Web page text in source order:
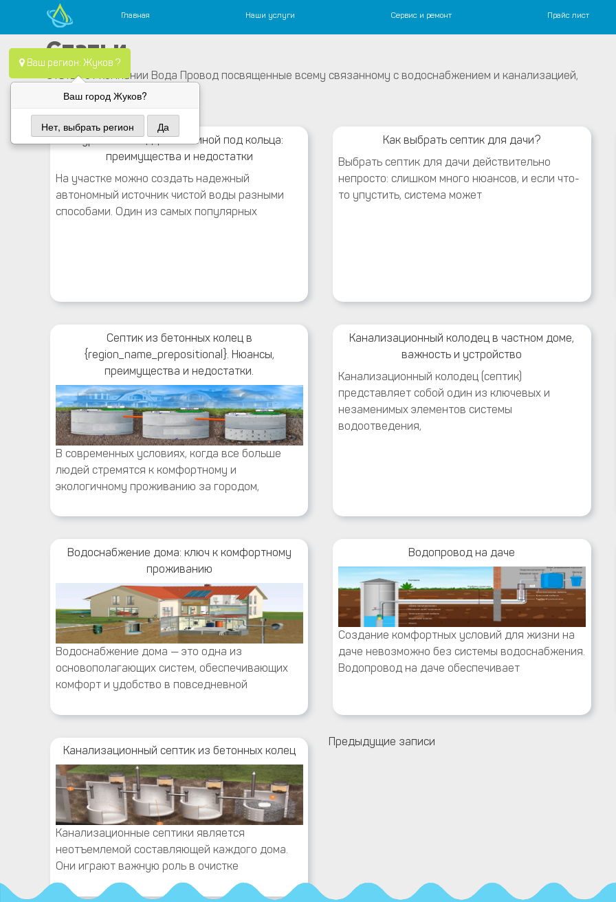
content
Водопровод — монтаж систем водоснабжения, отопления и канализация.
Компания Водопровод предлагает качественные услуги по монтажу систем водоснабжения, канализации и
Ваш регион: Жуков ?
Ваш город Жуков?
Нет, выбрать регион Да
Главная Наши услуги Сервис и ремонт Прайс лист
Статьи
Статьи от компании Вода Провод посвященные всему связанному с водоснабжением и канализацией,
Бурение колодцев машиной под кольца:
преимущества и недостатки
На участке можно создать надежный
автономный источник чистой воды разными
способами. Один из самых популярных
Как выбрать септик для дачи?
Выбрать септик для дачи действительно
непросто: слишком много нюансов, и если что-
то упустить, система может
Септик из бетонных колец в
{region_name_prepositional}. Нюансы,
преимущества и недостатки.
В современных условиях, когда все больше
людей стремятся к комфортному и
экологичному проживанию за городом,
Канализационный колодец в частном доме,
важность и устройство
Канализационный колодец (септик)
представляет собой один из ключевых и
незаменимых элементов системы
водоотведения,
Водоснабжение дома: ключ к комфортному
проживанию
Водоснабжение дома — это одна из
основополагающих систем, обеспечивающих
комфорт и удобство в повседневной
Водопровод на даче
Создание комфортных условий для жизни на
даче невозможно без системы водоснабжения.
Водопровод на даче обеспечивает
Канализационный септик из бетонных колец
Канализационные септики является
неотъемлемой составляющей каждого дома.
Они играют важную роль в очистке
Навигация
Предыдущие записи